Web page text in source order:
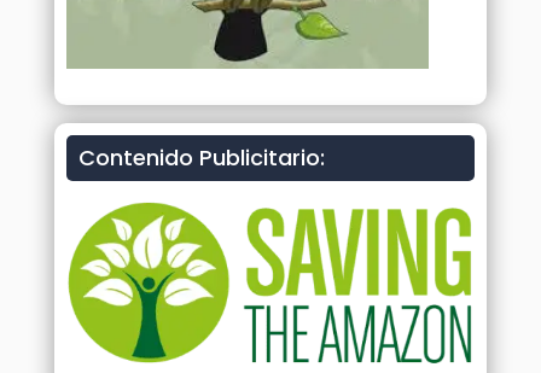
Contenido Publicitario: